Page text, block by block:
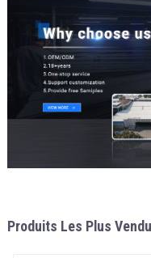
Produits Les Plus